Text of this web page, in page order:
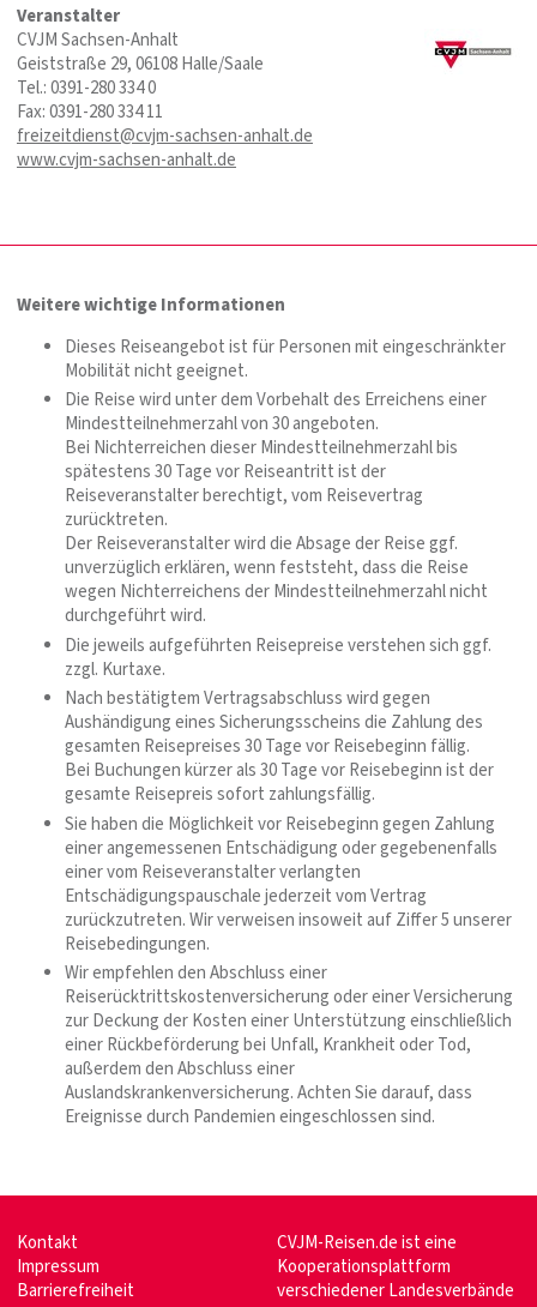
Veranstalter
CVJM Sachsen-Anhalt
Geiststraße 29, 06108 Halle/Saale
Tel.: 0391-280 334 0
Fax: 0391-280 334 11
freizeitdienst@cvjm-sachsen-anhalt.de
www.cvjm-sachsen-anhalt.de
Weitere wichtige Informationen
Dieses Reiseangebot ist für Personen mit eingeschränkter
Mobilität nicht geeignet.
Die Reise wird unter dem Vorbehalt des Erreichens einer
Mindestteilnehmerzahl von 30 angeboten.
Bei Nichterreichen dieser Mindestteilnehmerzahl bis
spätestens 30 Tage vor Reiseantritt ist der
Reiseveranstalter berechtigt, vom Reisevertrag
zurücktreten.
Der Reiseveranstalter wird die Absage der Reise ggf.
unverzüglich erklären, wenn feststeht, dass die Reise
wegen Nichterreichens der Mindestteilnehmerzahl nicht
durchgeführt wird.
Die jeweils aufgeführten Reisepreise verstehen sich ggf.
zzgl. Kurtaxe.
Nach bestätigtem Vertragsabschluss wird gegen
Aushändigung eines Sicherungsscheins die Zahlung des
gesamten Reisepreises 30 Tage vor Reisebeginn fällig.
Bei Buchungen kürzer als 30 Tage vor Reisebeginn ist der
gesamte Reisepreis sofort zahlungsfällig.
Sie haben die Möglichkeit vor Reisebeginn gegen Zahlung
einer angemessenen Entschädigung oder gegebenenfalls
einer vom Reiseveranstalter verlangten
Entschädigungspauschale jederzeit vom Vertrag
zurückzutreten. Wir verweisen insoweit auf Ziffer 5 unserer
Reisebedingungen.
Wir empfehlen den Abschluss einer
Reiserücktrittskostenversicherung oder einer Versicherung
zur Deckung der Kosten einer Unterstützung einschließlich
einer Rückbeförderung bei Unfall, Krankheit oder Tod,
außerdem den Abschluss einer
Auslandskrankenversicherung. Achten Sie darauf, dass
Ereignisse durch Pandemien eingeschlossen sind.
Kontakt
Impressum
Barrierefreiheit
CVJM-Reisen.de ist eine
Kooperationsplattform
verschiedener Landesverbände